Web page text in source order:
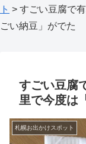
ト > すごい豆腐で
ごい納豆」がでた
すごい豆腐
里で今度は
札幌お出かけスポット